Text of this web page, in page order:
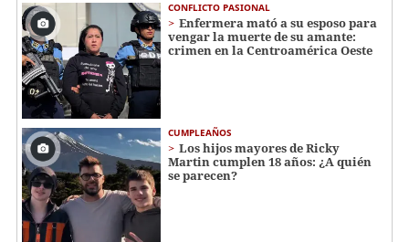
CONFLICTO PASIONAL
Enfermera mató a su esposo para
vengar la muerte de su amante:
crimen en la Centroamérica Oeste
CUMPLEAÑOS
Los hijos mayores de Ricky
Martin cumplen 18 años: ¿A quién
se parecen?